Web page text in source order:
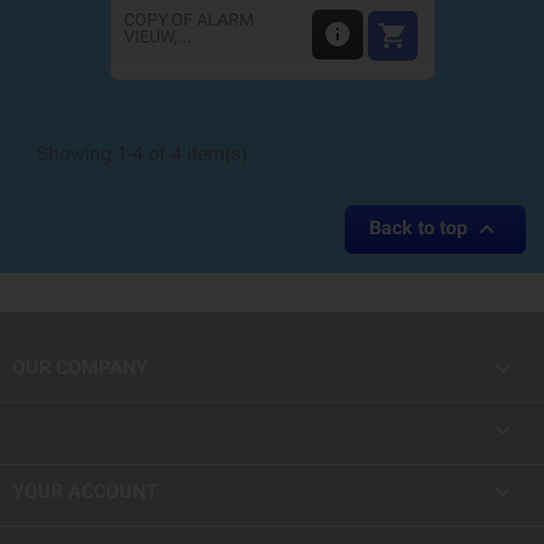
 
Back to top 